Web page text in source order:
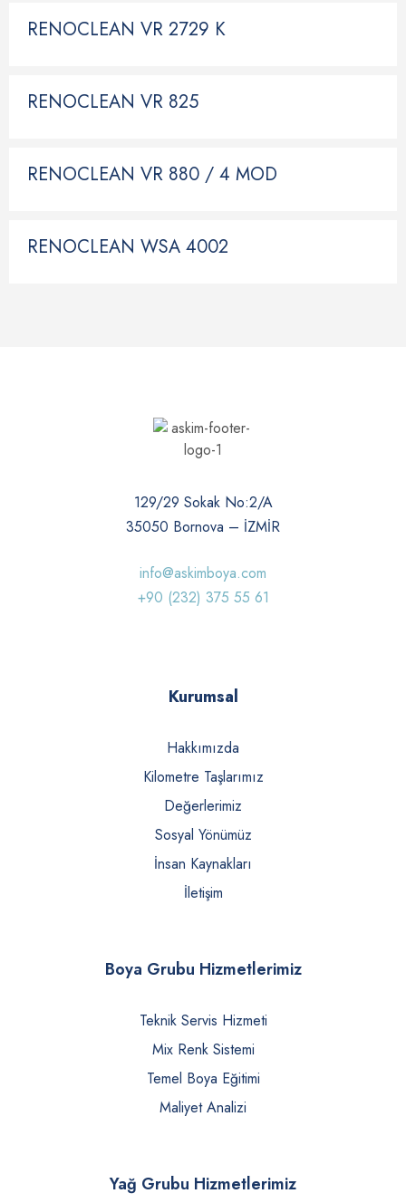
RENOCLEAN VR 2729 K
RENOCLEAN VR 825
RENOCLEAN VR 880 / 4 MOD
RENOCLEAN WSA 4002
129/29 Sokak No:2/A
35050 Bornova – İZMİR
info@askimboya.com
+90 (232) 375 55 61
Kurumsal
Hakkımızda
Kilometre Taşlarımız
Değerlerimiz
Sosyal Yönümüz
İnsan Kaynakları
İletişim
Boya Grubu Hizmetlerimiz
Teknik Servis Hizmeti
Mix Renk Sistemi
Temel Boya Eğitimi
Maliyet Analizi
Yağ Grubu Hizmetlerimiz